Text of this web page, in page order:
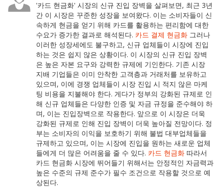
'카드 현금화' 시장의 신규 진입 장벽을 살펴보면, 최근 3년
간 이 시장은 꾸준한 성장을 보여왔다. 이는 소비자들이 신
속하게 현금을 얻기 위해 카드를 활용하는 편리함에 대한
수요가 증가한 결과로 해석된다. 카드 결제 현금화 그러나
이러한 성장세에도 불구하고, 신규 업체들이 시장에 진입
하는 것은 쉽지 않은 상황이다. 이 시장의 신규 진입 장벽
은 높은 자본 요구와 강력한 규제에 기인한다. 기존 시장
지배 기업들은 이미 안착한 고객층과 거래처를 보유하고
있으며, 이에 경쟁 업체들이 시장 진입 시 적지 않은 마케
팅 비용을 지불해야 한다. 게다가 정부의 강화된 규제로 인
해 신규 업체들은 다양한 인증 및 자금 규정을 준수해야 하
며, 이는 진입장벽으로 작용한다. 앞으로 이 시장은 더욱
강화된 규제로 인해 진입 장벽이 더욱 높아질 전망이다. 정
부는 소비자의 이익을 보호하기 위해 불법 대부업체들을
규제하고 있으며, 이는 시장에 진입을 원하는 새로운 업체
들에게 더 많은 어려움을 줄 수 있다. 카드 현금화 따라서
카드 현금화 시장에 뛰어들기 위해서는 안정적인 자금력과
높은 수준의 규제 준수가 필수 조건으로 작용할 것으로 예
상된다.